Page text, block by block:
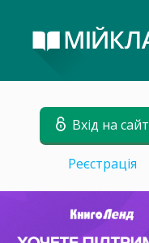
Вхід на сайт
Реєстрація